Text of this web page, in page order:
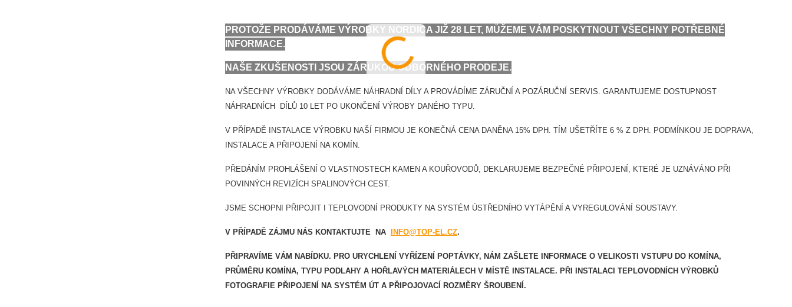
PROTOŽE PRODÁVÁME VÝROBKY NORDICA JIŽ 28 LET, MŮŽEME VÁM POSKYTNOUT VŠECHNY POTŘEBNÉ
INFORMACE.
NAŠE ZKUŠENOSTI JSOU ZÁRUKOU ODBORNÉHO PRODEJE.
NA VŠECHNY VÝROBKY DODÁVÁME NÁHRADNÍ DÍLY A PROVÁDÍME ZÁRUČNÍ A POZÁRUČNÍ SERVIS. GARANTUJEME DOSTUPNOST
NÁHRADNÍCH DÍLŮ 10 LET PO UKONČENÍ VÝROBY DANÉHO TYPU.
V PŘÍPADĚ INSTALACE VÝROBKU NAŠÍ FIRMOU JE KONEČNÁ CENA DANĚNA 15% DPH. TÍM UŠETŘÍTE 6 % Z DPH. PODMÍNKOU JE DOPRAVA,
INSTALACE A PŘIPOJENÍ NA KOMÍN.
PŘEDÁNÍM PROHLÁŠENÍ O VLASTNOSTECH KAMEN A KOUŘOVODŮ, DEKLARUJEME BEZPEČNÉ PŘIPOJENÍ, KTERÉ JE UZNÁVÁNO PŘI
POVINNÝCH REVIZÍCH SPALINOVÝCH CEST.
JSME SCHOPNI PŘIPOJIT I TEPLOVODNÍ PRODUKTY NA SYSTÉM ÚSTŘEDNÍHO VYTÁPĚNÍ A VYREGULOVÁNÍ SOUSTAVY.
V PŘÍPADĚ ZÁJMU NÁS KONTAKTUJTE NA INFO@TOP-EL.CZ.
PŘIPRAVÍME VÁM NABÍDKU. PRO URYCHLENÍ VYŘÍZENÍ POPTÁVKY, NÁM ZAŠLETE INFORMACE O VELIKOSTI VSTUPU DO KOMÍNA,
PRŮMĚRU KOMÍNA, TYPU PODLAHY A HOŘLAVÝCH MATERIÁLECH V MÍSTĚ INSTALACE. PŘI INSTALACI TEPLOVODNÍCH VÝROBKŮ
FOTOGRAFIE PŘIPOJENÍ NA SYSTÉM ÚT A PŘIPOJOVACÍ ROZMĚRY ŠROUBENÍ.